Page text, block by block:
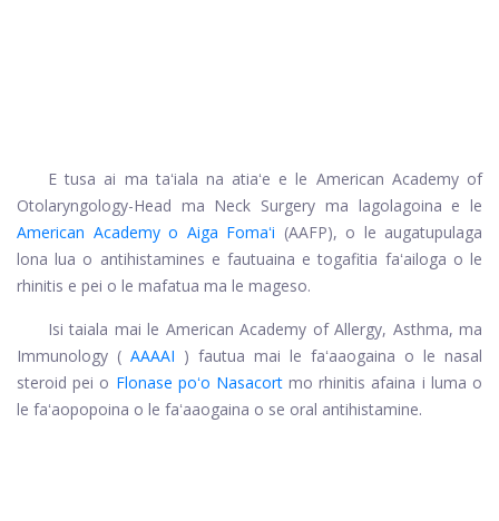
E tusa ai ma taʻiala na atiaʻe e le American Academy of
Otolaryngology-Head ma Neck Surgery ma lagolagoina e le
American Academy o Aiga Fomaʻi (AAFP), o le augatupulaga
lona lua o antihistamines e fautuaina e togafitia faʻailoga o le
rhinitis e pei o le mafatua ma le mageso.
Isi taiala mai le American Academy of Allergy, Asthma, ma
Immunology ( AAAAI ) fautua mai le faʻaaogaina o le nasal
steroid pei o Flonase poʻo Nasacortmo rhinitis afaina i luma o
le faʻaopopoina o le faʻaaogaina o se oral antihistamine.